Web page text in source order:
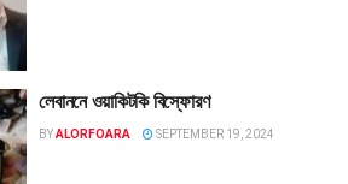
লেবাননে ওয়াকিটকি বিস্ফোরণ
BYALORFOARA SEPTEMBER 19, 2024